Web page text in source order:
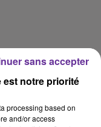
est notre priorité
processing based on
and/or access
sans accepter